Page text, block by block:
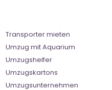
Transporter mieten
Umzug mit Aquarium
Umzugshelfer
Umzugskartons
Umzugsunternehmen